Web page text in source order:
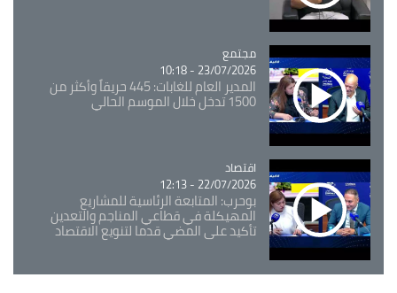
Catégorie
مجتمع
23/07/2026 - 10:18
المدير العام للغابات: 445 حريقاً وأكثر من
1500 تدخل خلال الموسم الحالي
Catégorie
اقتصاد
22/07/2026 - 12:13
بوحرب: المتابعة الرئاسية للمشاريع
المهيكلة في قطاعي المناجم والتعدين
تأكيد على المضي قدما لتنويع الاقتصاد